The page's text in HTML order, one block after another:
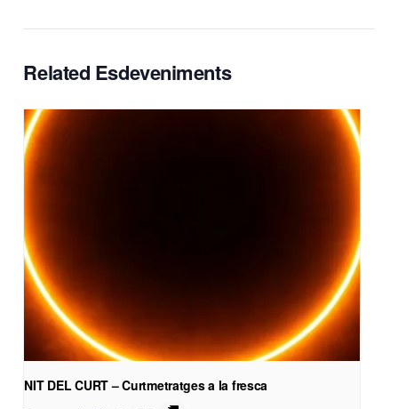
Related Esdeveniments
NIT DEL CURT – Curtmetratges a la fresca